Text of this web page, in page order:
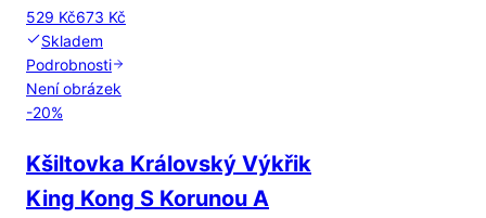
529 Kč673 Kč
Skladem
Podrobnosti
Není obrázek
-20%
Kšiltovka Královský Výkřik
King Kong S Korunou A